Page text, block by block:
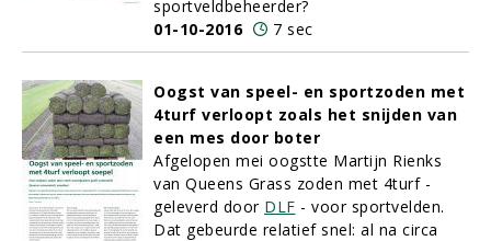
sportveldbeheerder?
01-10-2016
7 sec
Oogst van speel- en sportzoden met
4turf verloopt zoals het snijden van
een mes door boter
Afgelopen mei oogstte Martijn Rienks
van Queens Grass zoden met 4turf -
geleverd door DLF - voor sportvelden.
Dat gebeurde relatief snel: al na circa